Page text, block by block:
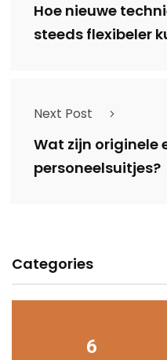
Hoe nieuwe
steeds flexibeler
Next Post
Wat zijn originele
personeelsuitjes?
Categories
6